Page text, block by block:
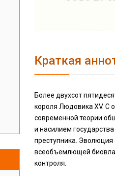
Краткая
Более двухсот
короля Людовика XV. С
современной теории
и насилием
преступника. Эволюция
всеобъемлющей
контроля.